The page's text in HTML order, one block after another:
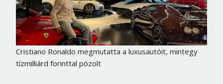
Cristiano Ronaldo megmutatta a luxusautóit, mintegy
tízmilliárd forinttal pózolt